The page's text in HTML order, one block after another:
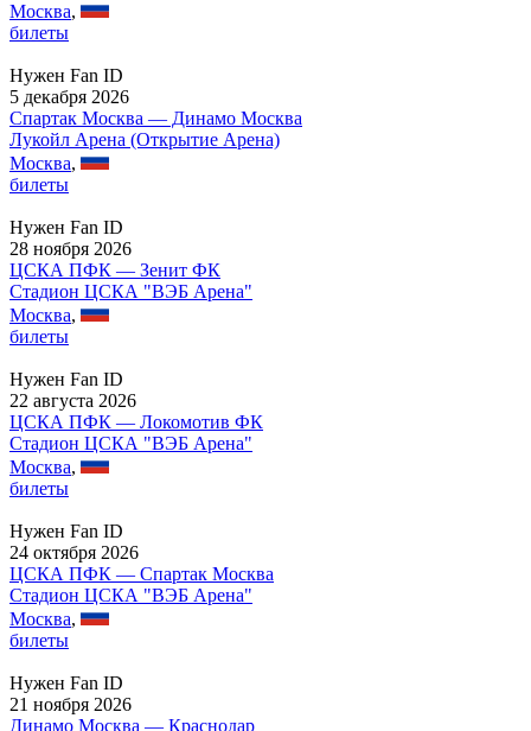
Москва,
билеты
Нужен Fan ID
5 декабря 2026
Спартак Москва — Динамо Москва
Лукойл Арена (Открытие Арена)
Москва,
билеты
Нужен Fan ID
28 ноября 2026
ЦСКА ПФК — Зенит ФК
Стадион ЦСКА "ВЭБ Арена"
Москва,
билеты
Нужен Fan ID
22 августа 2026
ЦСКА ПФК — Локомотив ФК
Стадион ЦСКА "ВЭБ Арена"
Москва,
билеты
Нужен Fan ID
24 октября 2026
ЦСКА ПФК — Спартак Москва
Стадион ЦСКА "ВЭБ Арена"
Москва,
билеты
Нужен Fan ID
21 ноября 2026
Динамо Москва — Краснодар